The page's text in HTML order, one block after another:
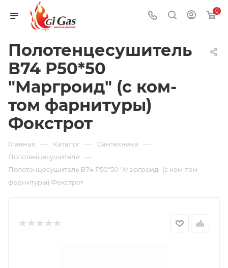
0
Полотенцесушитель
В74 Р50*50
"Маргроид" (с ком-
том фарнитуры)
Фокстрот
Главная — Каталог — Сантехника —
Полотенцесушители —
Полотенцесушитель В74 Р50*50 "Маргроид" (с ком-том
фарнитуры) Фокстрот